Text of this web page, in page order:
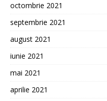
octombrie 2021
septembrie 2021
august 2021
iunie 2021
mai 2021
aprilie 2021